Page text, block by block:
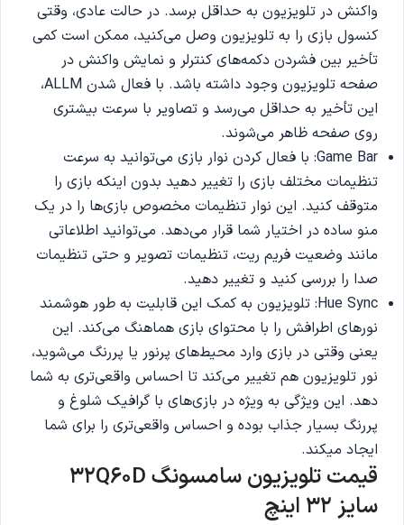
واکنش در تلویزیون به حداقل برسد. در حالت عادی، وقتی
کنسول بازی را به تلویزیون وصل می‌کنید، ممکن است کمی
تأخیر بین فشردن دکمه‌های کنترلر و نمایش واکنش در
صفحه تلویزیون وجود داشته باشد. با فعال شدن ALLM،
این تأخیر به حداقل می‌رسد و تصاویر با سرعت بیشتری
روی صفحه ظاهر می‌شوند.
Game Bar: با فعال کردن نوار بازی می‌توانید به سرعت
تنظیمات مختلف بازی را تغییر دهید بدون اینکه بازی را
متوقف کنید. این نوار تنظیمات مخصوص بازی‌ها را در یک
منو ساده در اختیار شما قرار می‌دهد. می‌توانید اطلاعاتی
مانند وضعیت فریم‌ ریت، تنظیمات تصویر و حتی تنظیمات
صدا را بررسی کنید و تغییر دهید.
Hue Sync: تلویزیون به کمک این قابلیت به طور هوشمند
نورهای اطرافش را با محتوای بازی هماهنگ می‌کند. این
یعنی وقتی در بازی وارد محیط‌های پرنور یا پررنگ می‌شوید،
نور تلویزیون هم تغییر می‌کند تا احساس واقعی‌تری به شما
دهد. این ویژگی به ویژه در بازی‌های با گرافیک شلوغ و
پررنگ بسیار جذاب بوده و احساس واقعی‌تری را برای شما
ایجاد میکند.
قیمت تلویزیون سامسونگ 32Q60D
سایز 32 اینچ